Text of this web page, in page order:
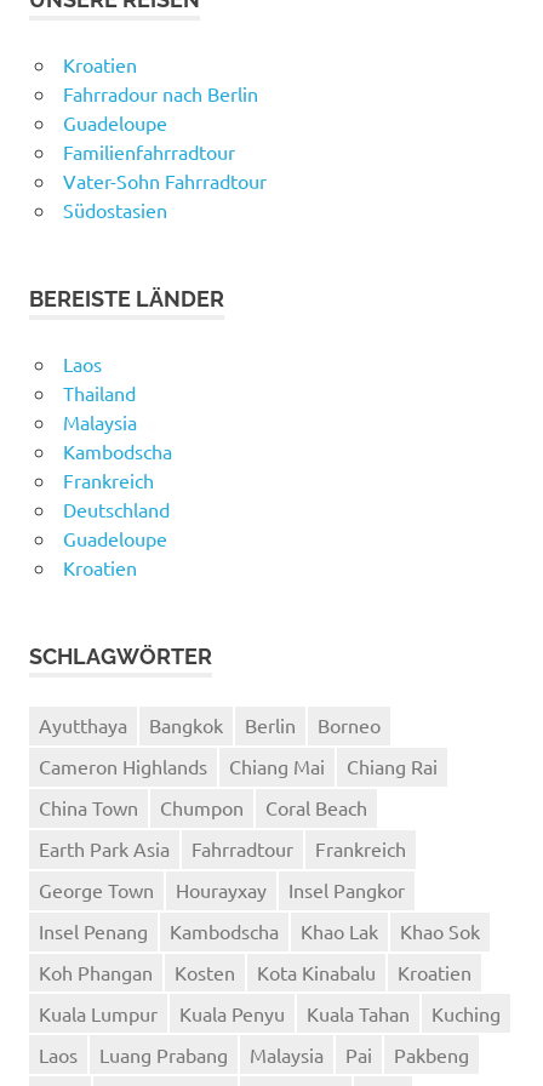
Kroatien
Fahrradour nach Berlin
Guadeloupe
Familienfahrradtour
Vater-Sohn Fahrradtour
Südostasien
BEREISTE LÄNDER
Laos
Thailand
Malaysia
Kambodscha
Frankreich
Deutschland
Guadeloupe
Kroatien
SCHLAGWÖRTER
Ayutthaya Bangkok Berlin
Borneo
Cameron Highlands
Chiang Mai
Chiang Rai
China Town
Chumpon
Coral Beach
Earth Park Asia
Fahrradtour
Frankreich
George Town
Hourayxay
Insel Pangkor
Insel Penang
Kambodscha Khao Lak
Khao Sok
Koh Phangan
Kosten Kota Kinabalu
Kroatien
Kuala Lumpur
Kuala Penyu Kuala Tahan
Kuching
Laos
Luang Prabang Malaysia Pai
Pakbeng